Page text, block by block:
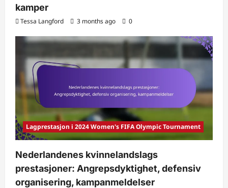
kamper
Tessa Langford 3 months ago 0
Lagprestasjon i 2024 Women's FIFA Olympic Tournament
Nederlandenes kvinnelandslags
prestasjoner: Angrepsdyktighet, defensiv
organisering, kampanmeldelser